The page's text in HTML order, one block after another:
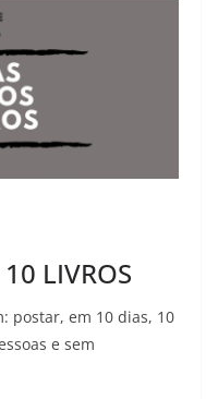
LIVROS
postar, em 10 dias, 10
e sem